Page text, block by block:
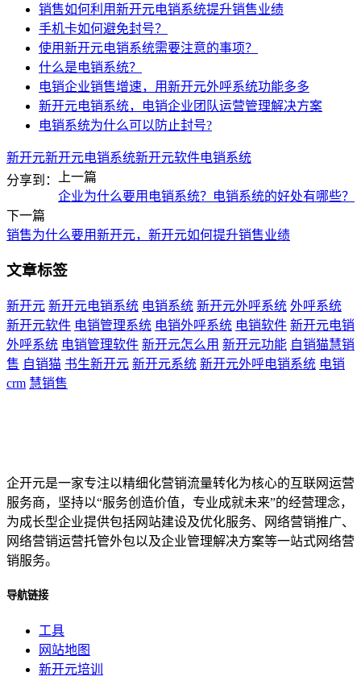
销售如何利用新开元电销系统提升销售业绩
手机卡如何避免封号？
使用新开元电销系统需要注意的事项？
什么是电销系统？
电销企业销售增速，用新开元外呼系统功能多多
新开元电销系统，电销企业团队运营管理解决方案
电销系统为什么可以防止封号?
新开元新开元电销系统新开元软件电销系统
分享到：
上一篇
企业为什么要用电销系统？电销系统的好处有哪些？
下一篇
销售为什么要用新开元，新开元如何提升销售业绩
文章标签
新开元 新开元电销系统 电销系统 新开元外呼系统 外呼系统
新开元软件 电销管理系统 电销外呼系统 电销软件 新开元电销
外呼系统 电销管理软件 新开元怎么用 新开元功能 自销猫慧销
售 自销猫 书生新开元 新开元系统 新开元外呼电销系统 电销
crm 慧销售
企开元是一家专注以精细化营销流量转化为核心的互联网运营
服务商，坚持以“服务创造价值，专业成就未来”的经营理念，
为成长型企业提供包括网站建设及优化服务、网络营销推广、
网络营销运营托管外包以及企业管理解决方案等一站式网络营
销服务。
导航链接
工具
网站地图
新开元培训